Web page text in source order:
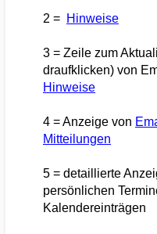
2 = Hinweise
3 = Zeile zum
draufklicken) von
Hinweise
4 = Anzeige von
Mitteilungen
5 = detaillierte
persönlichen
Kalendereinträgen